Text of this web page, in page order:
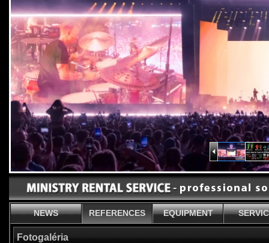
NEWS REFERENCES EQUIPMENT
Fotogaléria